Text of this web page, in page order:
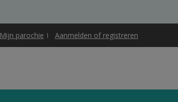
Mijn parochie Aanmelden of registreren